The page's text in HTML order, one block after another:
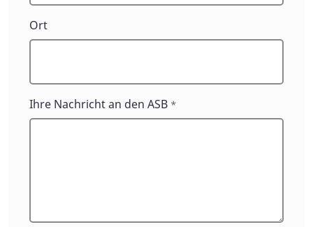
Ort
Ihre Nachricht an den ASB *